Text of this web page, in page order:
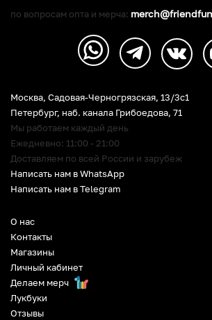
О нас
Контакты
Магазины
Личный кабинет
Делаем мерч
Лукбуки
Отзывы
Москва, Садовая-Черногрязская, 13/3c1
Петербург, наб. канала Грибоедова, 71
Мы работаем каждый день
Ежедневно: 11:00 - 21:00
Доставляем по всей России и зарубеж
Написать нам в WhatsApp
Написать нам в Telegram
по вопросам опта и мерча: